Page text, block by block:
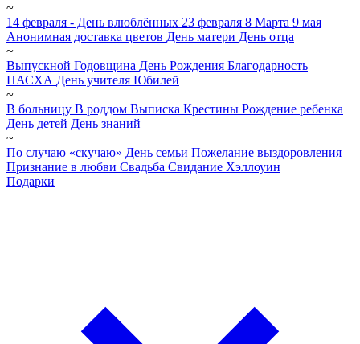
~
14 февраля - День влюблённых 23 февраля 8 Марта 9 мая
Анонимная доставка цветов День матери День отца
~
Выпускной Годовщина День Рождения Благодарность
ПАСХА День учителя Юбилей
~
В больницу В роддом Выписка Крестины Рождение ребенка
День детей День знаний
~
По случаю «скучаю» День семьи Пожелание выздоровления
Признание в любви Свадьба Свидание Хэллоуин
Подарки